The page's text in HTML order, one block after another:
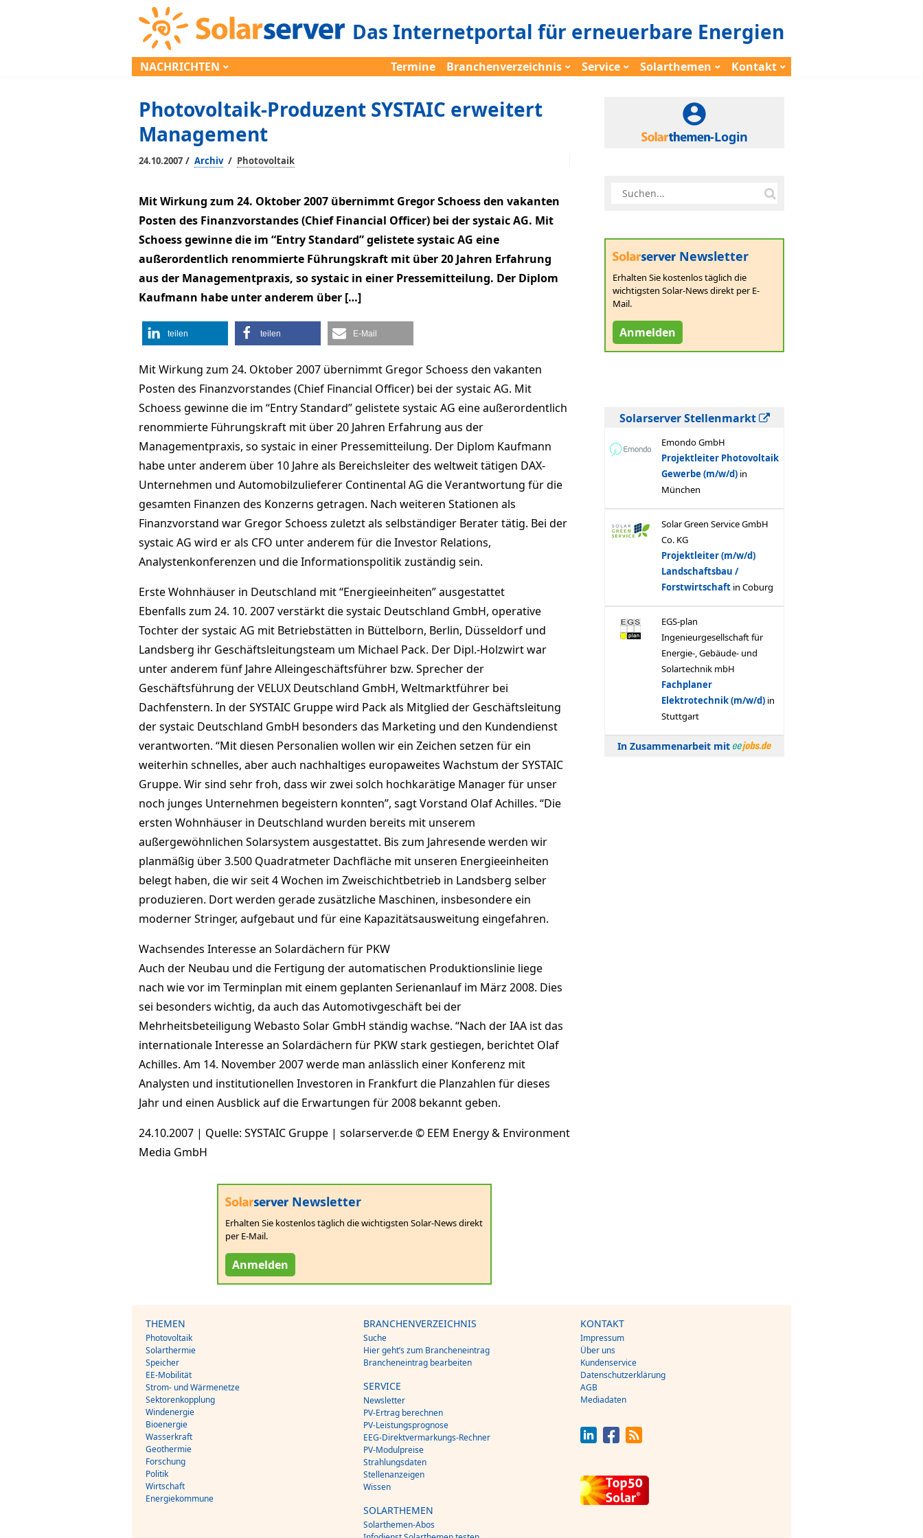
Das Internetportal für erneuerbare Energien
NACHRICHTEN Termine Branchenverzeichnis Service Solarthemen Kontakt
Photovoltaik-Produzent SYSTAIC erweitert
Management
24.10.2007 / Archiv / Photovoltaik
Mit Wirkung zum 24. Oktober 2007 übernimmt Gregor Schoess den vakanten
Posten des Finanzvorstandes (Chief Financial Officer) bei der systaic AG. Mit
Schoess gewinne die im “Entry Standard” gelistete systaic AG eine
außerordentlich renommierte Führungskraft mit über 20 Jahren Erfahrung
aus der Managementpraxis, so systaic in einer Pressemitteilung. Der Diplom
Kaufmann habe unter anderem über […]
teilen teilen E-Mail
Mit Wirkung zum 24. Oktober 2007 übernimmt Gregor Schoess den vakanten
Posten des Finanzvorstandes (Chief Financial Officer) bei der systaic AG. Mit
Schoess gewinne die im “Entry Standard” gelistete systaic AG eine außerordentlich
renommierte Führungskraft mit über 20 Jahren Erfahrung aus der
Managementpraxis, so systaic in einer Pressemitteilung. Der Diplom Kaufmann
habe unter anderem über 10 Jahre als Bereichsleiter des weltweit tätigen DAX-
Unternehmen und Automobilzulieferer Continental AG die Verantwortung für die
gesamten Finanzen des Konzerns getragen. Nach weiteren Stationen als
Finanzvorstand war Gregor Schoess zuletzt als selbständiger Berater tätig. Bei der
systaic AG wird er als CFO unter anderem für die Investor Relations,
Analystenkonferenzen und die Informationspolitik zuständig sein.
Erste Wohnhäuser in Deutschland mit “Energieeinheiten” ausgestattet
Ebenfalls zum 24. 10. 2007 verstärkt die systaic Deutschland GmbH, operative
Tochter der systaic AG mit Betriebstätten in Büttelborn, Berlin, Düsseldorf und
Landsberg ihr Geschäftsleitungsteam um Michael Pack. Der Dipl.-Holzwirt war
unter anderem fünf Jahre Alleingeschäftsführer bzw. Sprecher der
Geschäftsführung der VELUX Deutschland GmbH, Weltmarktführer bei
Dachfenstern. In der SYSTAIC Gruppe wird Pack als Mitglied der Geschäftsleitung
der systaic Deutschland GmbH besonders das Marketing und den Kundendienst
verantworten. “Mit diesen Personalien wollen wir ein Zeichen setzen für ein
weiterhin schnelles, aber auch nachhaltiges europaweites Wachstum der SYSTAIC
Gruppe. Wir sind sehr froh, dass wir zwei solch hochkarätige Manager für unser
noch junges Unternehmen begeistern konnten”, sagt Vorstand Olaf Achilles. “Die
ersten Wohnhäuser in Deutschland wurden bereits mit unserem
außergewöhnlichen Solarsystem ausgestattet. Bis zum Jahresende werden wir
planmäßig über 3.500 Quadratmeter Dachfläche mit unseren Energieeinheiten
belegt haben, die wir seit 4 Wochen im Zweischichtbetrieb in Landsberg selber
produzieren. Dort werden gerade zusätzliche Maschinen, insbesondere ein
moderner Stringer, aufgebaut und für eine Kapazitätsausweitung eingefahren.
Wachsendes Interesse an Solardächern für PKW
Auch der Neubau und die Fertigung der automatischen Produktionslinie liege
nach wie vor im Terminplan mit einem geplanten Serienanlauf im März 2008. Dies
sei besonders wichtig, da auch das Automotivgeschäft bei der
Mehrheitsbeteiligung Webasto Solar GmbH ständig wachse. “Nach der IAA ist das
internationale Interesse an Solardächern für PKW stark gestiegen, berichtet Olaf
Achilles. Am 14. November 2007 werde man anlässlich einer Konferenz mit
Analysten und institutionellen Investoren in Frankfurt die Planzahlen für dieses
Jahr und einen Ausblick auf die Erwartungen für 2008 bekannt geben.
24.10.2007 | Quelle: SYSTAIC Gruppe | solarserver.de © EEM Energy & Environment
Media GmbH
Newsletter
Erhalten Sie kostenlos täglich die wichtigsten Solar-News direkt
per E-Mail.
Anmelden
-Login
Newsletter
Erhalten Sie kostenlos täglich die
wichtigsten Solar-News direkt per E-
Mail.
Anmelden
Solarserver Stellenmarkt
In Zusammenarbeit mit
THEMEN
Photovoltaik
Solarthermie
Speicher
EE-Mobilität
Strom- und Wärmenetze
Sektorenkopplung
Windenergie
Bioenergie
Wasserkraft
Geothermie
Forschung
Politik
Wirtschaft
Energiekommune
BRANCHENVERZEICHNIS
Suche
Hier geht’s zum Brancheneintrag
Brancheneintrag bearbeiten
SERVICE
Newsletter
PV-Ertrag berechnen
PV-Leistungsprognose
EEG-Direktvermarkungs-Rechner
PV-Modulpreise
Strahlungsdaten
Stellenanzeigen
Wissen
SOLARTHEMEN
Solarthemen-Abos
KONTAKT
Impressum
Über uns
Kundenservice
Datenschutzerklärung
AGB
Mediadaten